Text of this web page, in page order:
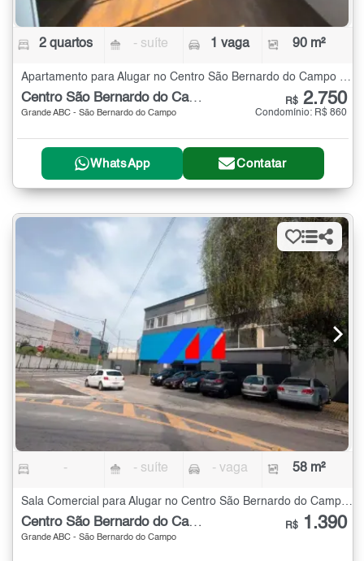
2 quartos - suíte 1 vaga 90 m²
Apartamento para Alugar no Centro São Bernardo do Campo com 2 quartos - 90 m²
Centro São Bernardo do Campo
Grande ABC - São Bernardo do Campo
R$ 2.750
Condomínio: R$ 860
WhatsApp Contatar
- - suíte - vaga 58 m²
Sala Comercial para Alugar no Centro São Bernardo do Campo - 58 m²
Centro São Bernardo do Campo
Grande ABC - São Bernardo do Campo
R$ 1.390